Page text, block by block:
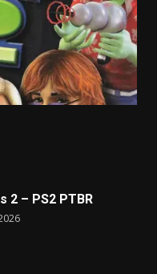
2 – PS2 PTBR